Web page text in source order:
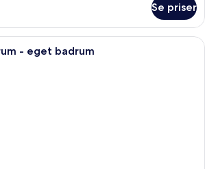
Se priser
Ett hotellrum med två sängar, ett
- eget badrum